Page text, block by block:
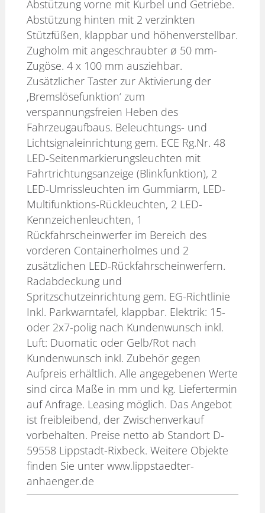
Abstützung vorne mit Kurbel und Getriebe.
Abstützung hinten mit 2 verzinkten
Stützfüßen, klappbar und höhenverstellbar.
Zugholm mit angeschraubter ø 50 mm-
Zugöse. 4 x 100 mm ausziehbar.
Zusätzlicher Taster zur Aktivierung der
‚Bremslösefunktion‘ zum
verspannungsfreien Heben des
Fahrzeugaufbaus. Beleuchtungs- und
Lichtsignaleinrichtung gem. ECE Rg.Nr. 48
LED-Seitenmarkierungsleuchten mit
Fahrtrichtungsanzeige (Blinkfunktion), 2
LED-Umrissleuchten im Gummiarm, LED-
Multifunktions-Rückleuchten, 2 LED-
Kennzeichenleuchten, 1
Rückfahrscheinwerfer im Bereich des
vorderen Containerholmes und 2
zusätzlichen LED-Rückfahrscheinwerfern.
Radabdeckung und
Spritzschutzeinrichtung gem. EG-Richtlinie
Inkl. Parkwarntafel, klappbar. Elektrik: 15-
oder 2x7-polig nach Kundenwunsch inkl.
Luft: Duomatic oder Gelb/Rot nach
Kundenwunsch inkl. Zubehör gegen
Aufpreis erhältlich. Alle angegebenen Werte
sind circa Maße in mm und kg. Liefertermin
auf Anfrage. Leasing möglich. Das Angebot
ist freibleibend, der Zwischenverkauf
vorbehalten. Preise netto ab Standort D-
59558 Lippstadt-Rixbeck. Weitere Objekte
finden Sie unter www.lippstaedter-
anhaenger.de